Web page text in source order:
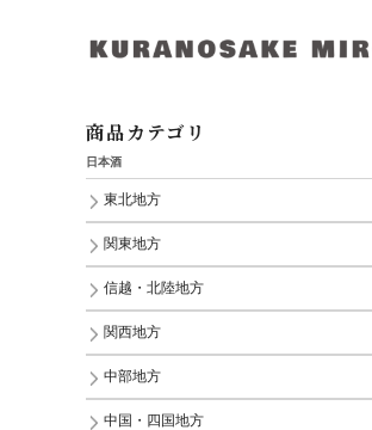
商品カテゴリ
日本酒
東北地方
関東地方
信越・北陸地方
関西地方
中部地方
中国・四国地方